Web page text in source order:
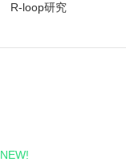
R-loop研究
NEW!